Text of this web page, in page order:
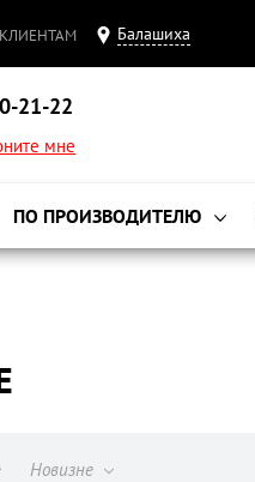
КЛИЕНТАМ Балашиха
21-22
мне
ПО ПРОИЗВОДИТЕЛЮ
Новизне